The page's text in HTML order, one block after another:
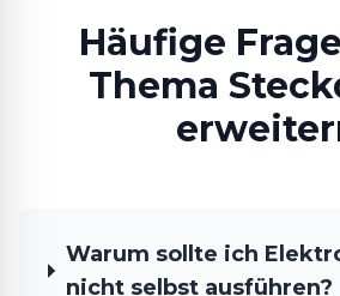
Häufige
Thema
Warum sollte ich
nicht selbst ausführen?